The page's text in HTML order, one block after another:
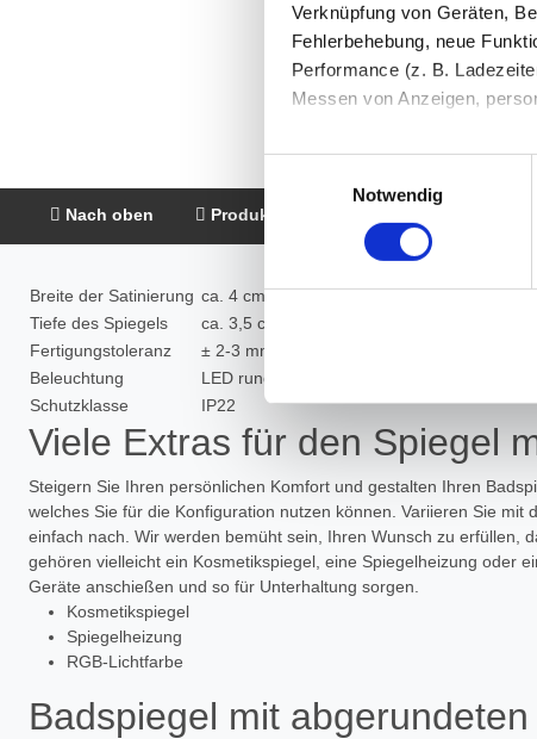
Verknüpfung von Geräten,
Fehlerbehebung, neue
Performance (z. B.
Messen von Anzeigen,
Die Einzelheiten können Sie
die eingesetzten
Indem Sie auf den Button
Impressum|Datenschutz
Notwendig
Nach oben Produktbeschreibung
Breite der Satinierung ca. 4 cm rundherum
Tiefe des Spiegels
ca. 3,5 cm (davon Spiegelglas: 6 mm)
Fertigungstoleranz
± 2-3 mm
Beleuchtung
LED rundherum
Schutzklasse
IP22
Viele Extras für den Spiegel
Steigern Sie Ihren persönlichen Komfort und gestalten Ihren
welches Sie für die Konfiguration nutzen können. Variieren Sie
einfach nach. Wir werden bemüht sein, Ihren Wunsch zu erfüllen,
gehören vielleicht ein Kosmetikspiegel, eine Spiegelheizung oder
Geräte anschießen und so für Unterhaltung sorgen.
Kosmetikspiegel
Spiegelheizung
RGB-Lichtfarbe
Badspiegel mit